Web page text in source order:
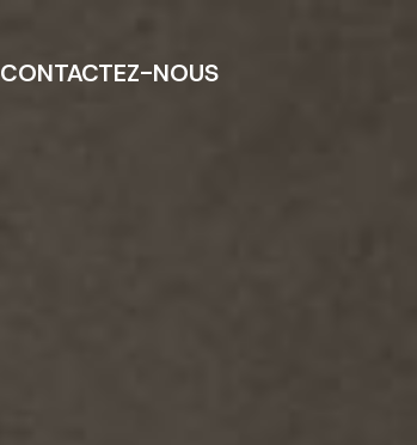
CONTACTEZ-NOUS